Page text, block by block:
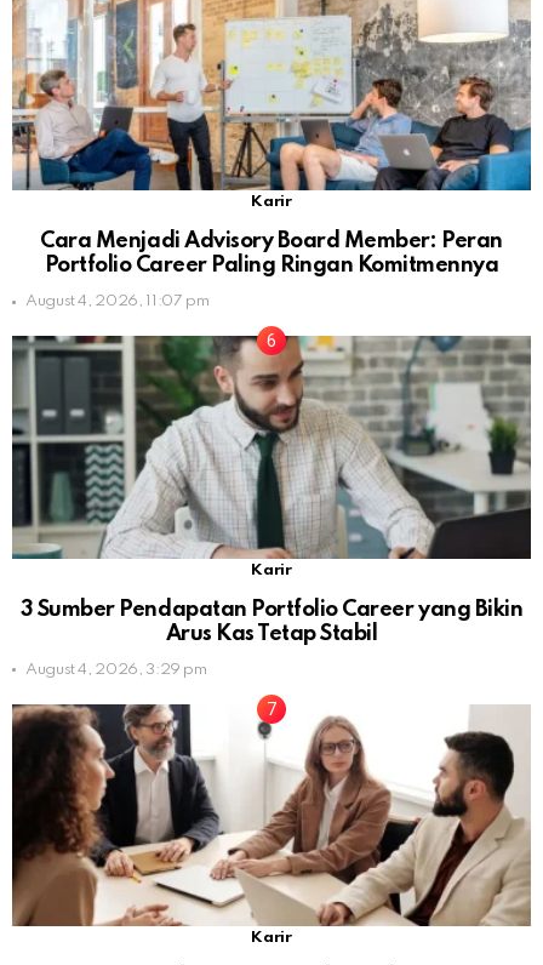
Karir
Cara Menjadi Advisory Board Member: Peran
Portfolio Career Paling Ringan Komitmennya
August 4, 2026, 11:07 pm
Karir
3 Sumber Pendapatan Portfolio Career yang Bikin
Arus Kas Tetap Stabil
August 4, 2026, 3:29 pm
Karir